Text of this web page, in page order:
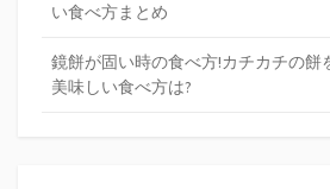
い食べ方まとめ
鏡餅が固い時の食べ方!カチカチの餅
美味しい食べ方は?